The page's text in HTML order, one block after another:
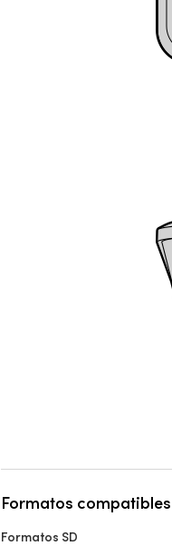
Formatos compatibles
Formatos SD